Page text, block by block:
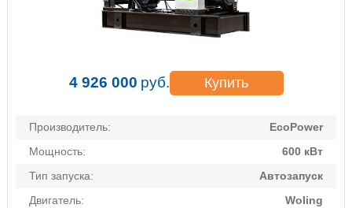
4 926 000 руб. Купить
Производитель:
EcoPower
Мощность:
600 кВт
Тип запуска:
Автозапуск
Двигатель:
Woling